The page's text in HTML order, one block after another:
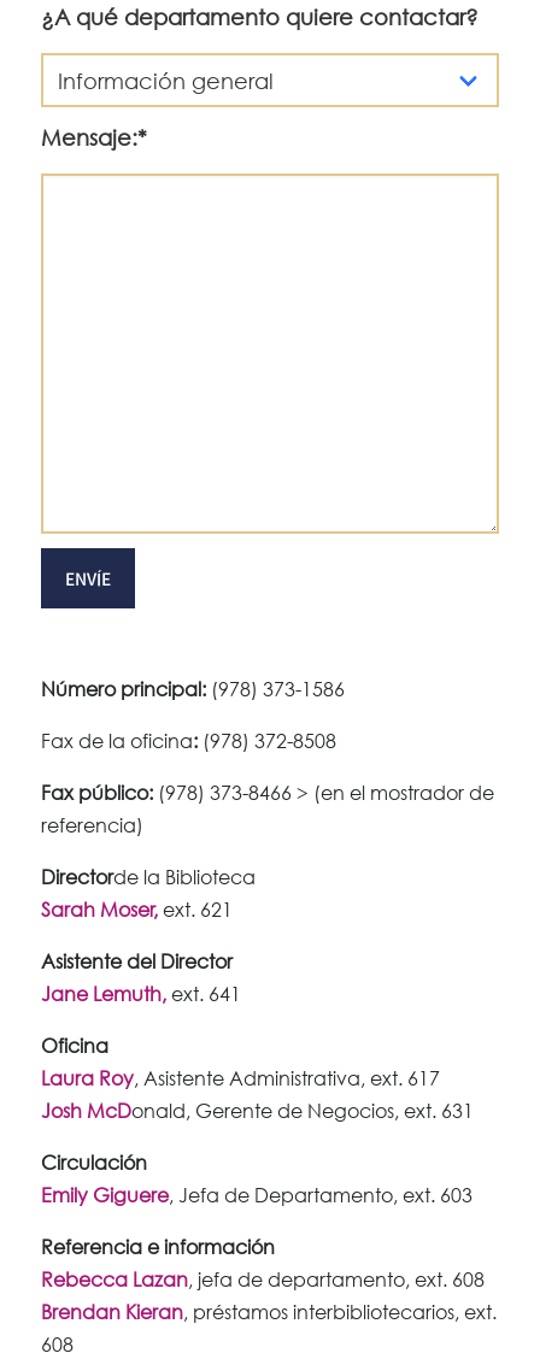
¿A qué departamento quiere contactar?
Mensaje:*
Número principal: (978) 373-1586
Fax de la oficina:(978) 372-8508
Fax público:(978) 373-8466 > (en el mostrador de
referencia)
Directorde la Biblioteca
Sarah Moser, ext. 621
Asistente del Director
Jane Lemuth,ext. 641
Oficina
Laura Roy, Asistente Administrativa, ext. 617
Josh McDonald, Gerente de Negocios, ext. 631
Circulación
Emily Giguere, Jefa de Departamento, ext. 603
Referencia e información
Rebecca Lazan, jefa de departamento, ext. 608
Brendan Kieran, préstamos interbibliotecarios, ext.
608